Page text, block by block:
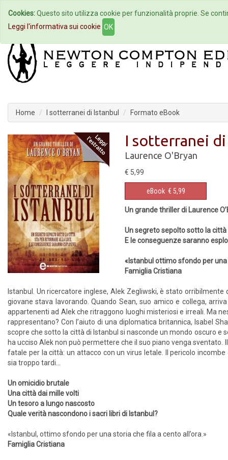
Home Autori Eventi
Home I sotterranei di Istanbul Formato eBook
I sotterranei
Laurence O'Bryan
€ 5,99
eBook € 5,99
Un grande thriller di Laurence
Un segreto sepolto sotto la
E le conseguenze saranno
«Istanbul ottimo sfondo per una
Famiglia Cristiana
Istanbul. Un ricercatore inglese, Alek Zegliwski, è stato
giovane stava lavorando. Quando Sean, suo amico e collega,
appartenenti ad Alek che ritraggono luoghi misteriosi e irreali. Ma
rappresentano? Con l’aiuto di una diplomatica britannica, Isabel
scopre che sotto la città di Istanbul si nasconde un mondo oscuro e
ha ucciso Alek non può permettere che il suo piano venga
fatale per la città: un attacco con un virus letale. Il pericolo
sia troppo tardi…
Un omicidio brutale
Una città dai mille volti
Un tesoro a lungo nascosto
Quale verità nascondono i sacri libri di Istanbul?
«Istanbul, ottimo sfondo per una storia che fila a cento all’ora.»
Famiglia Cristiana
Cookies:Questo sito utilizza cookie per funzionalità proprie. Se
Leggi l'informativa sui cookie OK